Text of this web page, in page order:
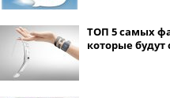
ТОП 5 самых
которые будут